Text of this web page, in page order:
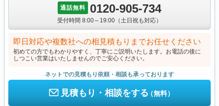
通話無料 0120-905-734
受付時間 8:00～19:00（土日祝も対応）
即日対応や複数社への相見積もりまでお任せください
初めての方でもわかりやすく、丁寧にご説明いたします。お電話の後に
しつこい営業はいたしませんのでご安心ください。
ネットでの見積もり依頼・相談も承っております
見積もり・相談をする（無料）